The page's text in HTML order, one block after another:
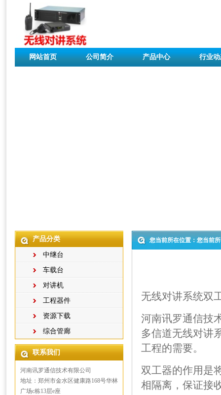
网站首页 公司简介 产品中心 行业
产品分类
中继台
车载台
对讲机
工程器件
资源下载
综合管廊
联系我们
河南讯罗通信技术有限公司
地址：郑州市金水区健康路168号华林
广场c栋13层e座
您当前所在位置：您当前
无线对讲系统双
河南讯罗通信技
多信道无线对讲
工程的需要。
双工器的作用是
相隔离，保证接